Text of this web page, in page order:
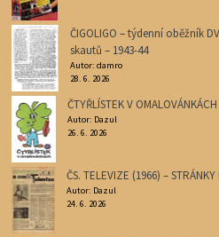
ČIGOLIGO – týdenní oběžník
skautů – 1943-44
Autor: damro
28. 6. 2026
ČTYŘLÍSTEK V
Autor: Dazul
26. 6. 2026
ČS. TELEVIZE (1966) –
Autor: Dazul
24. 6. 2026